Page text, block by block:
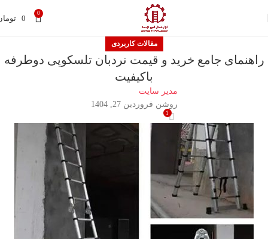
0
0
مقالات کاربردی
راهنمای جامع خرید و قیمت نردبان تلسکوپی دوطرفه
باکیفیت
مدیر سایت
روشن فروردین 27, 1404
1